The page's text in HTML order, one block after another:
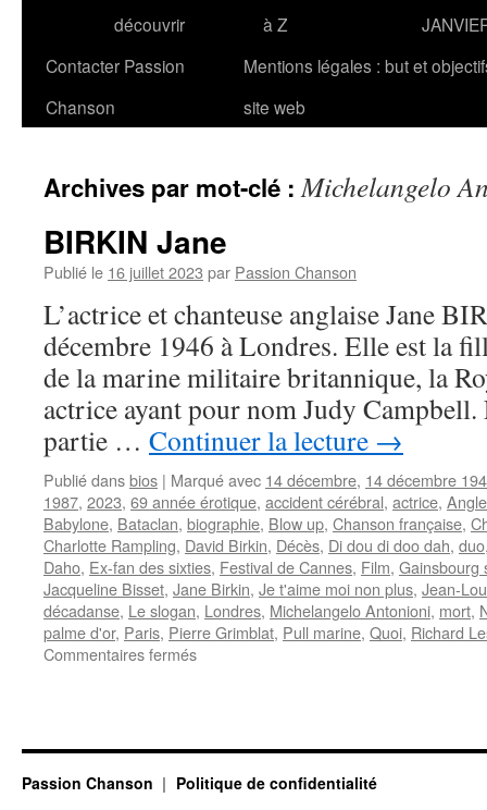
découvrir
à Z
Contacter Passion
Chanson
Mentions légales : but et
site web
Archives par mot-clé :Michelangelo
BIRKIN Jane
Publié le 16 juillet 2023 par Passion Chanson
L’actrice et chanteuse anglaise Jane
décembre 1946 à Londres. Elle est la
de la marine militaire britannique, la
actrice ayant pour nom Judy Campbell.
partie … Continuer la lecture →
Publié dansbios | Marqué avec 14 décembre, 14 décembre
1987, 2023, 69 année érotique, accident cérébral, actrice,
Babylone, Bataclan, biographie, Blow up, Chanson française,
Charlotte Rampling, David Birkin, Décès, Di dou di doo dah, duo
Daho, Ex-fan des sixties, Festival de Cannes, Film, Gainsbourg
Jacqueline Bisset, Jane Birkin, Je t'aime moi non plus, Jean-
décadanse, Le slogan, Londres, Michelangelo Antonioni, mort,
palme d'or, Paris, Pierre Grimblat, Pull marine, Quoi, Richard
Commentaires ferméssur
Passion Chanson Politique de confidentialité